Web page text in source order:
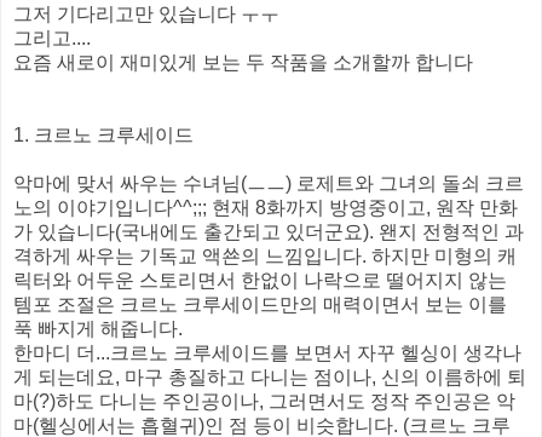
그저 기다리고만 있습니다 ㅜㅜ
그리고....
요즘 새로이 재미있게 보는 두 작품을 소개할까 합니다
1. 크르노 크루세이드
악마에 맞서 싸우는 수녀님(ㅡㅡ) 로제트와 그녀의 돌쇠 크르
노의 이야기입니다^^;;; 현재 8화까지 방영중이고, 원작 만화
가 있습니다(국내에도 출간되고 있더군요). 왠지 전형적인 과
격하게 싸우는 기독교 액쑌의 느낌입니다. 하지만 미형의 캐
릭터와 어두운 스토리면서 한없이 나락으로 떨어지지 않는
템포 조절은 크르노 크루세이드만의 매력이면서 보는 이를
푹 빠지게 해줍니다.
한마디 더...크르노 크루세이드를 보면서 자꾸 헬싱이 생각나
게 되는데요, 마구 총질하고 다니는 점이나, 신의 이름하에 퇴
마(?)하도 다니는 주인공이나, 그러면서도 정작 주인공은 악
마(헬싱에서는 흡혈귀)인 점 등이 비슷합니다. (크르노 크루